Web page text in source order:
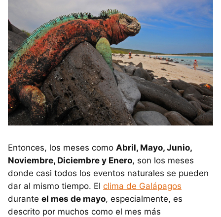
Entonces, los meses como Abril, Mayo, Junio,
Noviembre, Diciembre y Enero, son los meses
donde casi todos los eventos naturales se pueden
dar al mismo tiempo. El clima de Galápagos
durante el mes de mayo, especialmente, es
descrito por muchos como el mes más